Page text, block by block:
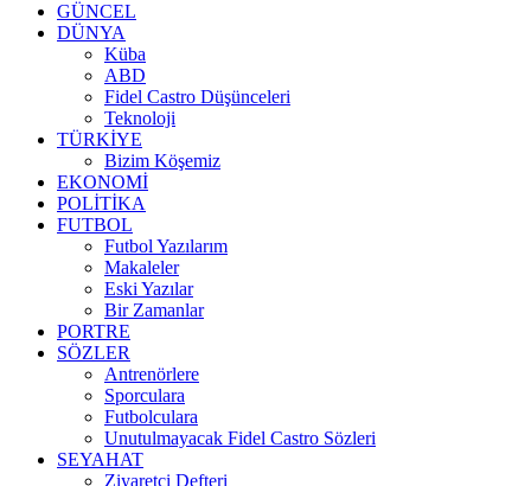
GÜNCEL
DÜNYA
Küba
ABD
Fidel Castro Düşünceleri
Teknoloji
TÜRKİYE
Bizim Köşemiz
EKONOMİ
POLİTİKA
FUTBOL
Futbol Yazılarım
Makaleler
Eski Yazılar
Bir Zamanlar
PORTRE
SÖZLER
Antrenörlere
Sporculara
Futbolculara
Unutulmayacak Fidel Castro Sözleri
SEYAHAT
Ziyaretçi Defteri